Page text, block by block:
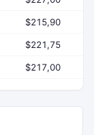
$215,90
$221,75
$217,00